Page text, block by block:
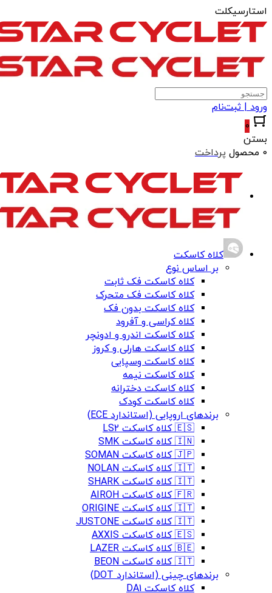
استارسیکلت
ورود | ثبت‌نام
0
بستن
0 محصول
پرداخت
کلاه کاسکت
بر اساس نوع
کلاه کاسکت فک ثابت
کلاه کاسکت فک متحرک
کلاه کاسکت بدون فک
کلاه کراسی و آفرود
کلاه کاسکت اندرو و ادونچر
کلاه کاسکت هارلی و کروز
کلاه کاسکت وسپایی
کلاه کاسکت نیمه
کلاه کاسکت دخترانه
کلاه کاسکت کودک
برندهای اروپایی (استاندارد ECE)
🇪🇸 کلاه کاسکت LS2
🇮🇳 کلاه کاسکت SMK
🇯🇵 کلاه کاسکت SOMAN
🇮🇹 کلاه کاسکت NOLAN
🇮🇹 کلاه کاسکت SHARK
🇫🇷 کلاه کاسکت AIROH
🇮🇹 کلاه کاسکت ORIGINE
🇮🇹 کلاه کاسکت JUSTONE
🇪🇸 کلاه کاسکت AXXIS
🇧🇪 کلاه کاسکت LAZER
🇮🇹 کلاه کاسکت BEON
برندهای چینی (استاندارد DOT)
کلاه کاسکت DA1